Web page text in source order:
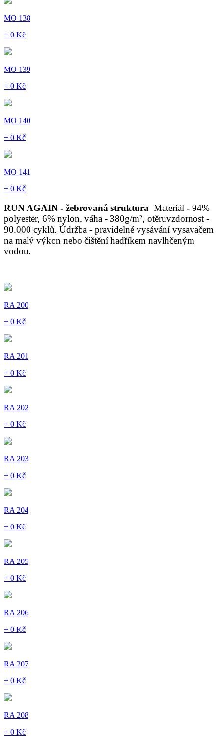
MO 138
+ 0 Kč
MO 139
+ 0 Kč
MO 140
+ 0 Kč
MO 141
+ 0 Kč
RUN AGAIN - žebrovaná struktura Materiál - 94%
polyester, 6% nylon, váha - 380g/m², otěruvzdornost -
90.000 cyklů. Údržba - pravidelné vysávání vysavačem
na malý výkon nebo čištění hadříkem navlhčeným
vodou.
RA 200
+ 0 Kč
RA 201
+ 0 Kč
RA 202
+ 0 Kč
RA 203
+ 0 Kč
RA 204
+ 0 Kč
RA 205
+ 0 Kč
RA 206
+ 0 Kč
RA 207
+ 0 Kč
RA 208
+ 0 Kč